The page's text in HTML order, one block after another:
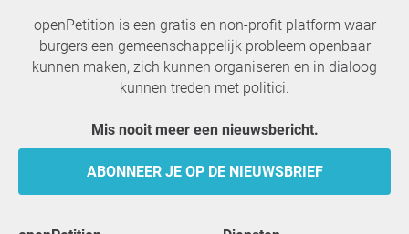
openPetition is een gratis en non-profit platform waar
burgers een gemeenschappelijk probleem openbaar
kunnen maken, zich kunnen organiseren en in dialoog
kunnen treden met politici.
Mis nooit meer een nieuwsbericht.
ABONNEER JE OP DE NIEUWSBRIEF